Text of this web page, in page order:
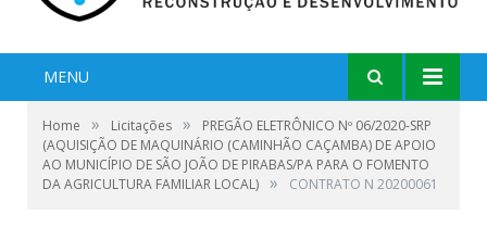
MENU
Home » Licitações »
PREGÃO ELETRÔNICO Nº 06/2020-SRP
(AQUISIÇÃO DE MAQUINÁRIO (CAMINHÃO CAÇAMBA) DE APOIO
AO MUNICÍPIO DE SÃO JOÃO DE PIRABAS/PA PARA O FOMENTO
DA AGRICULTURA FAMILIAR LOCAL) » CONTRATO N 20200061